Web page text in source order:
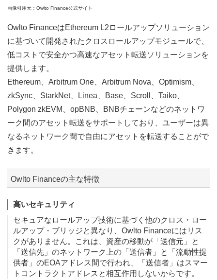
画像引用元：Owlto Finance公式サイト
Owlto FinanceはEthereum L2ロールアップソリューション
に基づいて開発されたクロスロールアップモジュールで、
低コストで安全かつ高速なアセット転送ソリューションを
提供します。
Ethereum、Arbitrum One、Arbitrum Nova、Optimism、
zkSync、StarkNet、Linea、Base、Scroll、Taiko、
Polygon zkEVM、opBNB、BNBチェーンなどのネットワ
ーク間のアセット転送をサポートしており、ユーザーは異
なるネットワーク間で自由にアセットを転送することがで
きます。
Owlto Financeの主な特徴
高いセキュリティ
セキュアなロールアップ技術に基づく他のクロス・ロー
ルアップ・ブリッジと異なり、Owlto Financeにはリス
クがありません。これは、資産の移動が「送信元」と
「送信先」のネットワーク上の「送信者」と「流動性提
供者」のEOAアドレス間で行われ、「送信者」はスマー
トコントラクトアドレスと相互作用しないからです。